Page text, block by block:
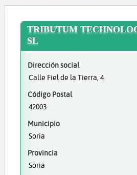
TRIBUTUM
SL
Dirección social
Calle Fiel de la Tierra, 4
Código Postal
42003
Municipio
Soria
Provincia
Soria